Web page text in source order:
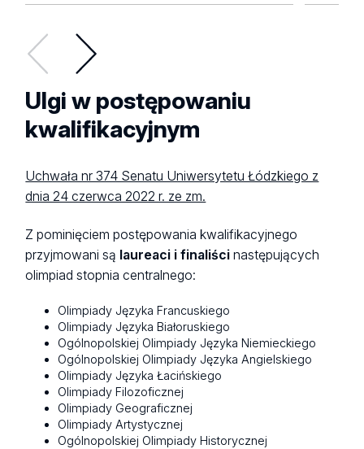
Ulgi w postępowaniu
kwalifikacyjnym
Uchwała nr 374 Senatu Uniwersytetu Łódzkiego z
dnia 24 czerwca 2022 r. ze zm.
Z pominięciem postępowania kwalifikacyjnego
przyjmowani są laureaci i finaliści następujących
olimpiad stopnia centralnego:
Olimpiady Języka Francuskiego
Olimpiady Języka Białoruskiego
Ogólnopolskiej Olimpiady Języka Niemieckiego
Ogólnopolskiej Olimpiady Języka Angielskiego
Olimpiady Języka Łacińskiego
Olimpiady Filozoficznej
Olimpiady Geograficznej
Olimpiady Artystycznej
Ogólnopolskiej Olimpiady Historycznej